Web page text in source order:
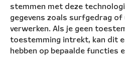
stemmen met deze
gegevens zoals surfgedrag of
verwerken. Als je geen
toestemming intrekt, kan dit
hebben op bepaalde functies
Nederlands Blazers